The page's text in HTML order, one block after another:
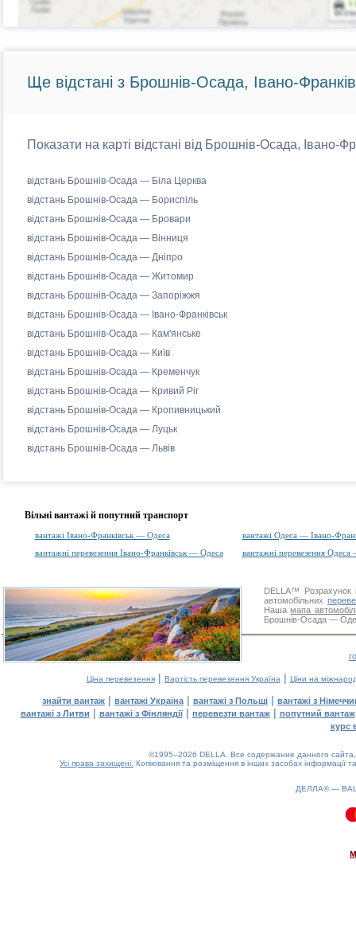
Ще відстані з Брошнів-Осада, Івано-
Показати на карті відстані від Брошнів-Осада, Івано-
відстань Брошнів-Осада — Біла Церква
відстань Брошнів-Осада — Бориспіль
відстань Брошнів-Осада — Бровари
відстань Брошнів-Осада — Вінниця
відстань Брошнів-Осада — Дніпро
відстань Брошнів-Осада — Житомир
відстань Брошнів-Осада — Запоріжжя
відстань Брошнів-Осада — Івано-Франківськ
відстань Брошнів-Осада — Кам'янське
відстань Брошнів-Осада — Київ
відстань Брошнів-Осада — Кременчук
відстань Брошнів-Осада — Кривий Ріг
відстань Брошнів-Осада — Кропивницький
відстань Брошнів-Осада — Луцьк
відстань Брошнів-Осада — Львів
Вільні вантажі й попутний транспорт
вантажі Івано-Франківськ — Одеса
вантажі Одеса — Івано-
вантажні перевезення Івано-Франківськ — Одеса
вантажні перевезення Одеса
DELLA™
Розрахунок
автомобільних
Нашамапа
Брошнів-Осада —
Ціна перевезення| Вартість перевезення Україна | Ціни на
знайти вантаж | вантажі Україна | вантажі з Польщі | вантажі з
вантажі з Литви | вантажі з Фінляндії| перевезти вантаж| попутний вантаж
курс
©1995–2026 DELLA. Все содержание данного
Усі права захищені. Копіювання та розміщення в інших засобах інформації
ДЕЛЛА® —